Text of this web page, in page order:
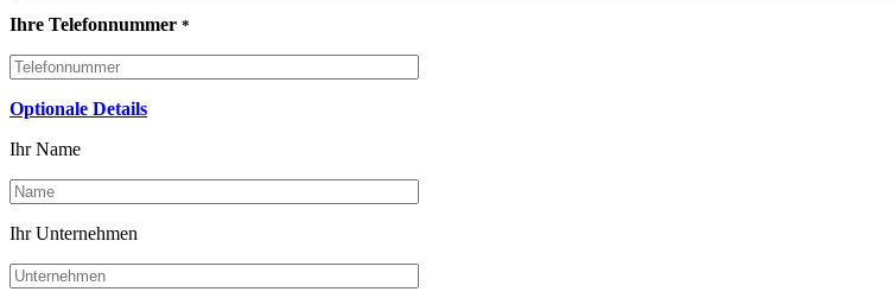
Ihre Telefonnummer *
Optionale Details
Ihr Name
Ihr Unternehmen